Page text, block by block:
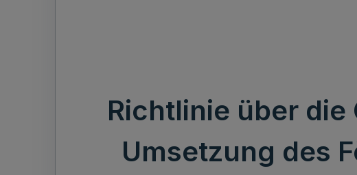
Richtlinie über
Umsetzung des